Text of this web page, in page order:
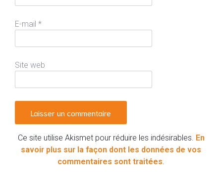
E-mail *
Site web
Ce site utilise Akismet pour réduire les indésirables. En
savoir plus sur la façon dont les données de vos
commentaires sont traitées